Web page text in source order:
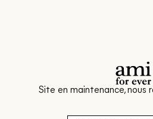
Site en maintenance, nous